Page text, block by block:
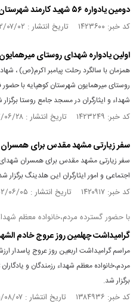
دومین یادواره ۵۶ شهید کارمند شهرستان شهرضا برگزار شد
کد خبر: ۱۴۲۳۶۰۰ تاریخ انتشار : ۱۴۰۲/۰۷/۰۲
اولین یادواره شهدای روستای
همزمان با سالگرد رحلت پیامبر اکرم(ص) ،
روستای میرهمایون شهرستان کوهپایه با حضور
شهداء و ایثارگران در مسجد جامع روستا
کد خبر: ۱۴۲۳۲۴۹ تاریخ انتشار : ۱۴۰۲/۰۶/۲۸
سفر زیارتی مشهد مقدس برای همسران
سفر زیارتی مشهد مقدس برای همسران شهدای
اجتماعی و امور ایثارگران این هلدینگ برگزار
کد خبر: ۱۴۲۰۹۱۷ تاریخ انتشار : ۱۴۰۲/۰۶/۰۵
با حضور گسترده مردم،خانواده معظم شهدا، جانبازان و یادگاران
گرامیداشت چهلمین روز عروج خادم
مراسم گرامیداشت اربعین روز عروج پاسدار
برگزار شد.
کد خبر: ۱۳۸۴۹۳۶ تاریخ انتشار : ۱۴۰۱/۰۸/۰۷